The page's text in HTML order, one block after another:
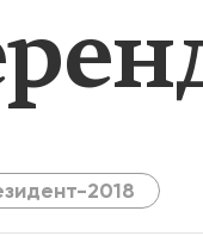
2018